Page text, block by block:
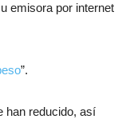
emisora por internet
”.
han reducido, así